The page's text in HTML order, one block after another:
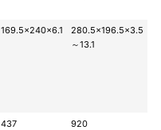
169.5×240×6.1
280.5×196.5×3.5
～13.1
437 920